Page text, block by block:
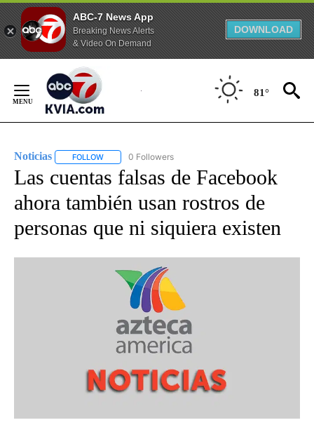
ABC-7 News App
Breaking News Alerts
& Video On Demand
DOWNLOAD
Content
81°
Noticias FOLLOW FOLLOW "NOTICIAS" TO RECEIVE NOTIFICATIONS
0 Followers
Las cuentas falsas de Facebook
ahora también usan rostros de
personas que ni siquiera existen